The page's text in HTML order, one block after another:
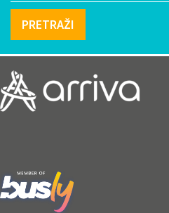
PRETRAŽI